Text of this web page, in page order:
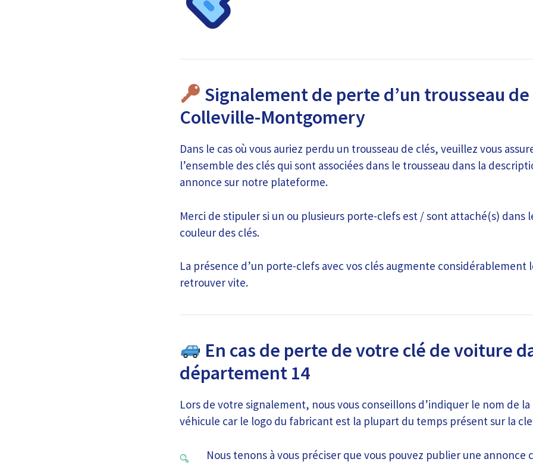
Signalement de perte d’un trousseau de
Colleville-Montgomery
Dans le cas où vous auriez perdu un trousseau de clés, veuillez vous
l’ensemble des clés qui sont associées dans le trousseau dans la
annonce sur notre plateforme.
Merci de stipuler si un ou plusieurs porte-clefs est / sont attaché(s) dans
couleur des clés.
La présence d’un porte-clefs avec vos clés augmente considérablement
retrouver vite.
En cas de perte de votre clé de voiture
département 14
Lors de votre signalement, nous vous conseillons d’indiquer le nom de
véhicule car le logo du fabricant est la plupart du temps présent sur la
Nous tenons à vous préciser que vous pouvez publier une annonce